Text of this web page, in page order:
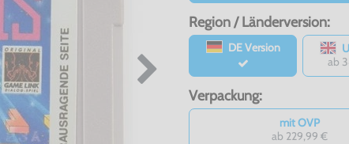
Region / Länderversion:
DE Version
ab
Verpackung:
mit OVP
ab 229,99 €